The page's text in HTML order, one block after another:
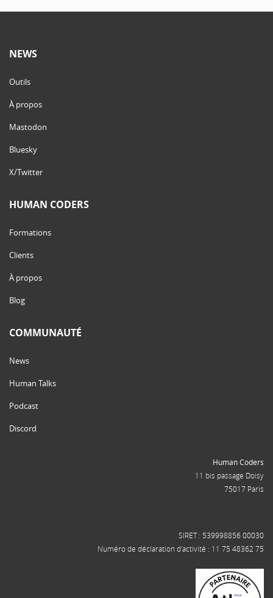
NEWS
Outils
À propos
Mastodon
Bluesky
X/Twitter
HUMAN CODERS
Formations
Clients
À propos
Blog
COMMUNAUTÉ
News
Human Talks
Podcast
Discord
Human Coders
11 bis passage Doisy
75017 Paris
SIRET : 539998856 00030
Numéro de déclaration d'activité : 11 75 48362 75